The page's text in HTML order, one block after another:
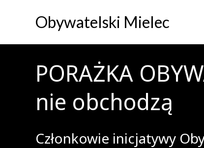
Obywatelski Mielec
PORAŻKA
nie obchodzą
Członkowie inicjatywy